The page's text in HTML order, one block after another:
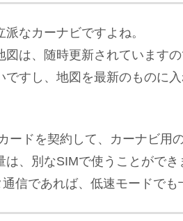
なカーナビですよね。
は、随時更新されていますの
すし、地図を最新のものに
ードを契約して、カーナビ用
、別なSIMで使うことができ
信であれば、低速モードでも